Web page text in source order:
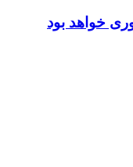
خواهد بود